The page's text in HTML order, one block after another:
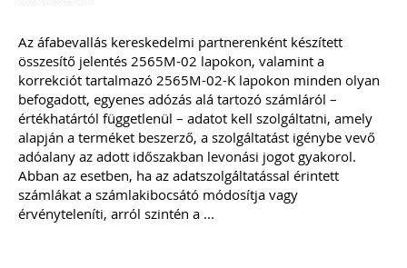
könyvelsz.
TAGJAINK INGYENESEN LETÖLTHETIK -
A letöltések menüpont alatt!
Ár: 17.900 Ft
Tagoknak: Ingyenesen
letölthető
MEGRENDELEM
Az áfabevallás kereskedelmi partnerenként készített
összesítő jelentés 2565M-02 lapokon, valamint a
korrekciót tartalmazó 2565M-02-K lapokon minden olyan
befogadott, egyenes adózás alá tartozó számláról –
értékhatártól függetlenül – adatot kell szolgáltatni, amely
alapján a terméket beszerző, a szolgáltatást igénybe vevő
adóalany az adott időszakban levonási jogot gyakorol.
Abban az esetben, ha az adatszolgáltatással érintett
számlákat a számlakibocsátó módosítja vagy
érvényteleníti, arról szintén a ...